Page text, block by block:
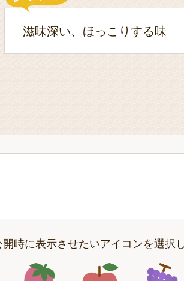
滋味深い、ほっこりする味
時に表示させたいアイコンを選択
アイコン1 アイコン2 アイコン3